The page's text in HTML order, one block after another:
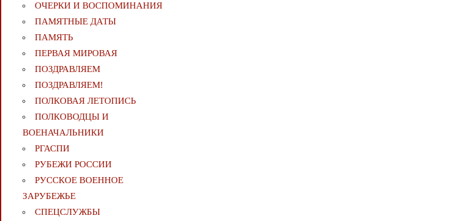
ОЧЕРКИ И ВОСПОМИНАНИЯ
ПАМЯТНЫЕ ДАТЫ
ПАМЯТЬ
ПЕРВАЯ МИРОВАЯ
ПОЗДРАВЛЯЕМ
ПОЗДРАВЛЯЕМ!
ПОЛКОВАЯ ЛЕТОПИСЬ
ПОЛКОВОДЦЫ И
ВОЕНАЧАЛЬНИКИ
РГАСПИ
РУБЕЖИ РОССИИ
РУССКОЕ ВОЕННОЕ
ЗАРУБЕЖЬЕ
СПЕЦСЛУЖБЫ